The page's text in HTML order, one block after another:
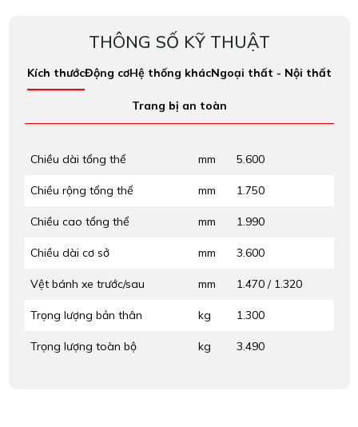
THÔNG SỐ KỸ THUẬT
Kích thướcĐộng cơHệ thống khácNgoại thất - Nội thất
Trang bị an toàn
Chiều dài tổng thể mm 5.600
Chiều rộng tổng thể mm 1.750
Chiều cao tổng thể mm 1.990
Chiều dài cơ sở mm 3.600
Vệt bánh xe trước/sau mm 1.470 / 1.320
Trọng lượng bản thân kg 1.300
Trọng lượng toàn bộ kg 3.490